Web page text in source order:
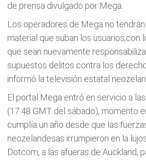
de prensa divulgado por Mega.
Los operadores de Mega no
material que suban los usuarios,con
que sean nuevamente
supuestos delitos contra los
informó la televisión estatal
El portal Mega entró en servicio a
(17.48 GMT del sábado), momento
cumplía un año desde que las
neozelandesas irrumpieron en la
Dotcom, a las afueras de Auckland,